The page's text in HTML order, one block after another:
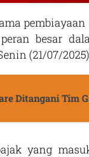
besar
(21/07/
Ditangani Tim
yang